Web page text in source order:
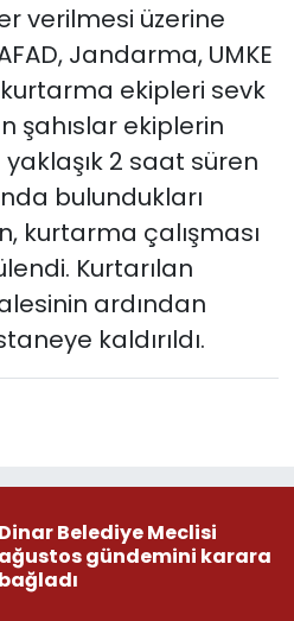
verilmesi üzerine
Jandarma, UMKE
ekipleri sevk
şahıslar ekiplerin
2 saat süren
bulundukları
kurtarma çalışması
Kurtarılan
ardından
kaldırıldı.
Dinar Belediye Meclisi
ağustos gündemini karara
bağladı